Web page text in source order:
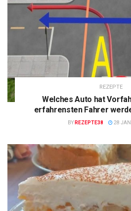
REZEPTE
Welches Auto hat
erfahrensten Fahrer
BY REZEPTE38 28